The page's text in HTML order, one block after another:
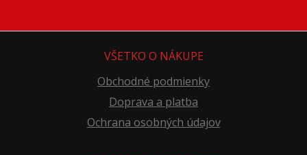
VŠETKO O NÁKUPE
Obchodné podmienky
Doprava a platba
Ochrana osobných údajov